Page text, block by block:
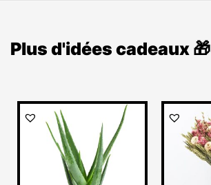
Plus d'idées cadeaux 🎁